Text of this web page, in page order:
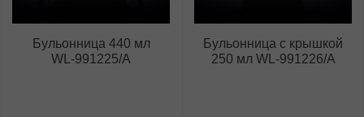
Бульонница 440 мл
WL‑991225/A
Бульонница с крышкой
250 мл WL‑991226/A